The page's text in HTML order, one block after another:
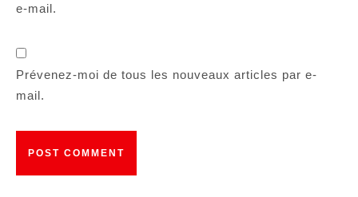
e-mail.
Prévenez-moi de tous les nouveaux articles par e-
mail.